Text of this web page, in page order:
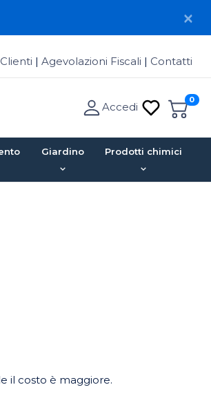
| Agevolazioni Fiscali | Contatti
0
Accedi
Giardino Prodotti chimici
il costo è maggiore.